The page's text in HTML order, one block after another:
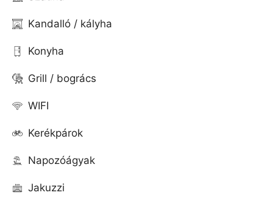
Kandalló / kályha
Konyha
Grill / bogrács
WIFI
Kerékpárok
Napozóágyak
Jakuzzi